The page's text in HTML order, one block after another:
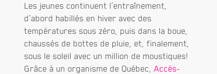
Les jeunes continuent l’entraînement,
d’abord habillés en hiver avec des
températures sous zéro, puis dans la boue,
chaussés de bottes de pluie, et, finalement,
sous le soleil avec un million de moustiques!
Grâce à un organisme de Québec, Accès-